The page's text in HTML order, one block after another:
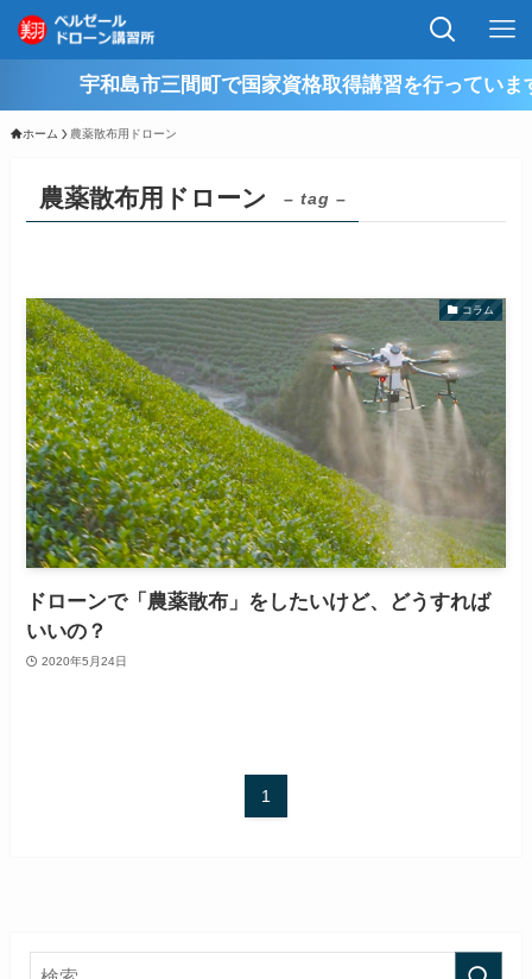
宇和島市三間町で国家資格取得講習を行っています
ホーム 農薬散布用ドローン
農薬散布用ドローン – tag –
コラム
ドローンで「農薬散布」をしたいけど、どうすれば
いいの？
2020年5月24日
1